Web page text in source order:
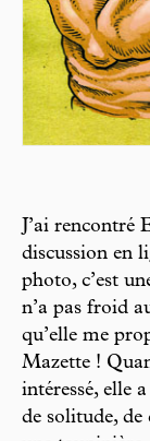
J’ai rencontré
discussion en
photo, c’est
n’a pas froid
qu’elle me
Mazette !
intéressé, elle
de solitude, de